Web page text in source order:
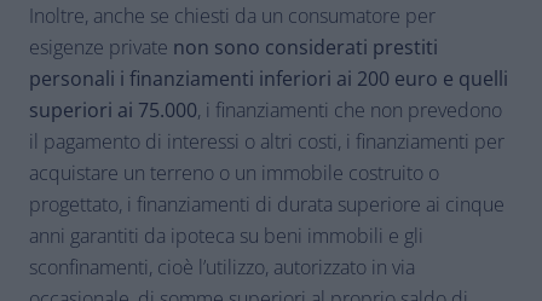
Inoltre, anche se chiesti da un consumatore per
esigenze private non sono considerati prestiti
personali i finanziamenti inferiori ai 200 euro e quelli
superiori ai 75.000, i finanziamenti che non prevedono
il pagamento di interessi o altri costi, i finanziamenti per
acquistare un terreno o un immobile costruito o
progettato, i finanziamenti di durata superiore ai cinque
anni garantiti da ipoteca su beni immobili e gli
sconfinamenti, cioè l’utilizzo, autorizzato in via